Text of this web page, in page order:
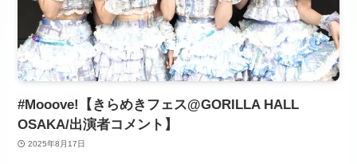
#Mooove!【きらめきフェス@GORILLA HALL
OSAKA/出演者コメント】
2025年8月17日